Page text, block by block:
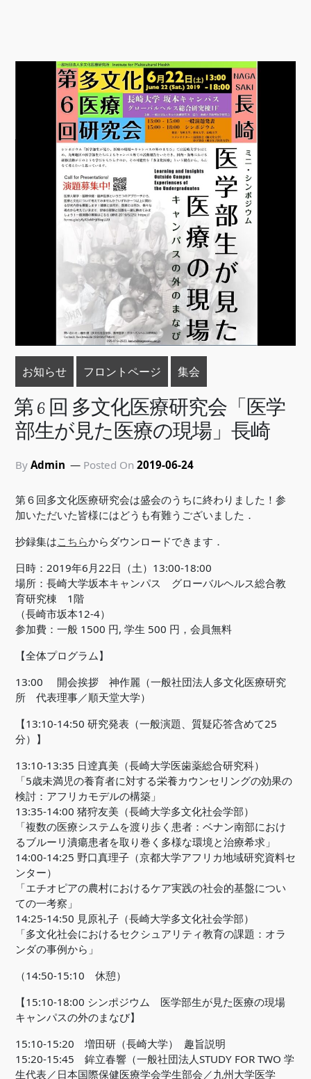
お知らせ フロントページ 集会
第 6 回 多文化医療研究会「医学
部生が見た医療の現場」長崎
By Admin Posted On 2019-06-24
第６回多文化医療研究会は盛会のうちに終わりました！参
加いただいた皆様にはどうも有難うございました．
抄録集はこちらからダウンロードできます．
日時：2019年6月22日（土）13:00-18:00
場所：長崎大学坂本キャンパス グローバルヘルス総合教
育研究棟 1階
（長崎市坂本12-4）
参加費：一般 1500 円, 学生 500 円，会員無料
【全体プログラム】
13:00 開会挨拶 神作麗（一般社団法人多文化医療研究
所 代表理事／順天堂大学）
【13:10-14:50 研究発表（一般演題、質疑応答含めて25
分）】
13:10-13:35 日逹真美（長崎大学医歯薬総合研究科）
「5歳未満児の養育者に対する栄養カウンセリングの効果の
検討：アフリカモデルの構築」
13:35-14:00 猪狩友美（長崎大学多文化社会学部）
「複数の医療システムを渡り歩く患者：ベナン南部におけ
るブルーリ潰瘍患者を取り巻く多様な環境と治療希求」
14:00-14:25 野口真理子（京都大学アフリカ地域研究資料セ
ンター）
「エチオピアの農村におけるケア実践の社会的基盤につい
ての一考察」
14:25-14:50 見原礼子（長崎大学多文化社会学部）
「多文化社会におけるセクシュアリティ教育の課題：オラ
ンダの事例から」
（14:50-15:10 休憩）
【15:10-18:00 シンポジウム 医学部生が見た医療の現場
キャンパスの外のまなび】
15:10-15:20 増田研（長崎大学） 趣旨説明
15:20-15:45 鉾立春響（一般社団法人STUDY FOR TWO 学
生代表／日本国際保健医療学会学生部会／九州大学医学